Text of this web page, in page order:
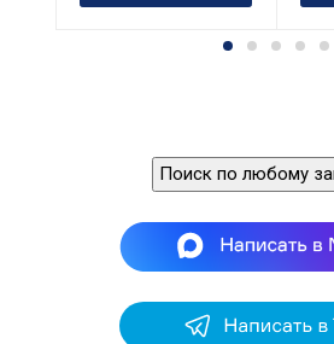
Поиск по любому